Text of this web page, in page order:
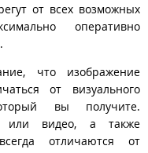
от всех возможных
оперативно
что изображение
от визуального
вы получите.
или видео, а также
отличаются от